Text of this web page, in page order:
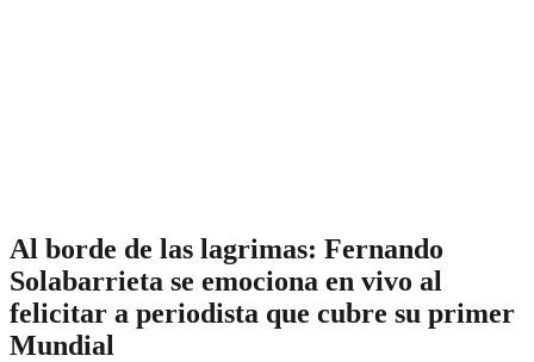
Al borde de las lagrimas: Fernando
Solabarrieta se emociona en vivo al
felicitar a periodista que cubre su primer
Mundial